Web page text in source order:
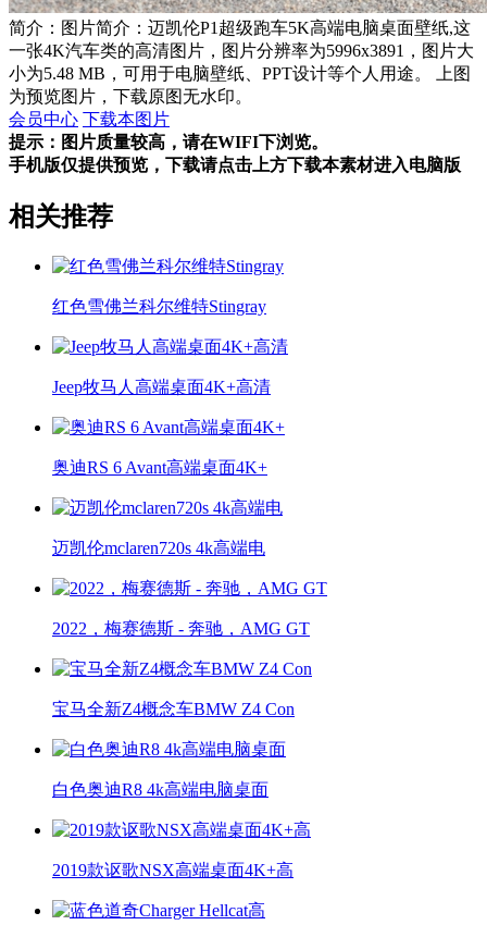
简介：图片简介：迈凯伦P1超级跑车5K高端电脑桌面壁纸,这
一张4K汽车类的高清图片，图片分辨率为5996x3891，图片大
小为5.48 MB，可用于电脑壁纸、PPT设计等个人用途。 上图
为预览图片，下载原图无水印。
会员中心 下载本图片
提示：图片质量较高，请在WIFI下浏览。
手机版仅提供预览，下载请点击上方下载本素材进入电脑版
相关推荐
红色雪佛兰科尔维特Stingray
Jeep牧马人高端桌面4K+高清
奥迪RS 6 Avant高端桌面4K+
迈凯伦mclaren720s 4k高端电
2022，梅赛德斯 - 奔驰，AMG GT
宝马全新Z4概念车BMW Z4 Con
白色奥迪R8 4k高端电脑桌面
2019款讴歌NSX高端桌面4K+高